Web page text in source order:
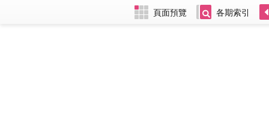
頁面預覽 各期索引